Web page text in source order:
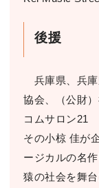
後援
兵庫県、兵庫
協会、（公財
コムサロン21
その小椋 佳が
ージカルの名
猿の社会を舞